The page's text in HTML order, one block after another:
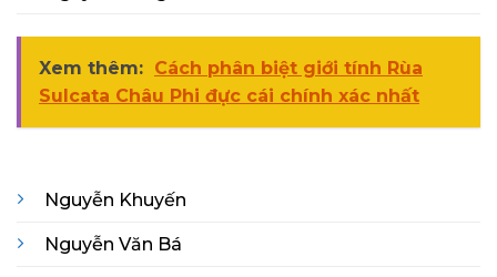
Xem thêm: Cách phân biệt giới tính Rùa
Sulcata Châu Phi đực cái chính xác nhất
Nguyễn Khuyến
Nguyễn Văn Bá